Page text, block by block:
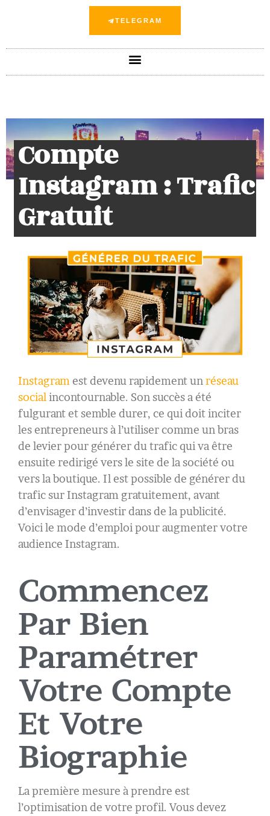
TELEGRAM
Compte
Instagram : Trafic
Gratuit
Instagram est devenu rapidement un réseau
social incontournable. Son succès a été
fulgurant et semble durer, ce qui doit inciter
les entrepreneurs à l’utiliser comme un bras
de levier pour générer du trafic qui va être
ensuite redirigé vers le site de la société ou
vers la boutique. Il est possible de générer du
trafic sur Instagram gratuitement, avant
d’envisager d’investir dans de la publicité.
Voici le mode d’emploi pour augmenter votre
audience Instagram.
Commencez
Par Bien
Paramétrer
Votre Compte
Et Votre
Biographie
La première mesure à prendre est
l’optimisation de votre profil. Vous devez